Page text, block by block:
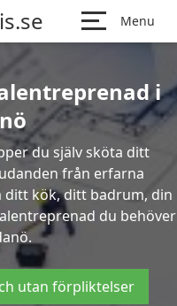
Menu
i
du själv sköta ditt
från erfarna
ditt kök, ditt badrum, din
du behöver
utan förpliktelser